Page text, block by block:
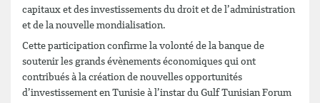
capitaux et des investissements du droit et de l’administration
et de la nouvelle mondialisation.
Cette participation confirme la volonté de la banque de
soutenir les grands évènements économiques qui ont
contribués à la création de nouvelles opportunités
d’investissement en Tunisie à l’instar du Gulf Tunisian Forum